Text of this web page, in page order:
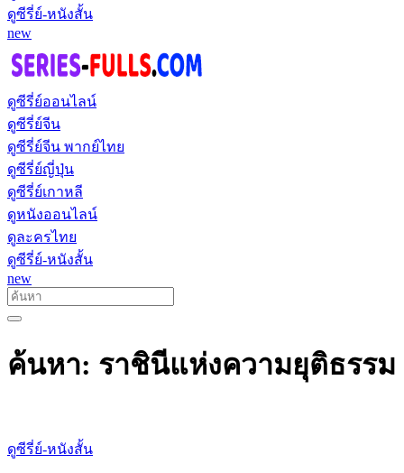
ดูซีรี่ย์-หนังสั้น
new
ดูซีรี่ย์ออนไลน์
ดูซีรี่ย์จีน
ดูซีรี่ย์จีน พากย์ไทย
ดูซีรี่ย์ญี่ปุ่น
ดูซีรี่ย์เกาหลี
ดูหนังออนไลน์
ดูละครไทย
ดูซีรี่ย์-หนังสั้น
new
ค้นหา: ราชินีแห่งความยุติธรรม
ดูซีรี่ย์-หนังสั้น